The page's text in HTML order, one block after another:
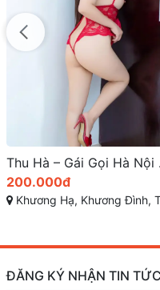
Gái gọi TP
500.000đ
44 Phố Hàng Bún, Nguyễn Trung Trực, Ba Đình, Hà Nội
ĐĂNG KÝ NHẬN TIN